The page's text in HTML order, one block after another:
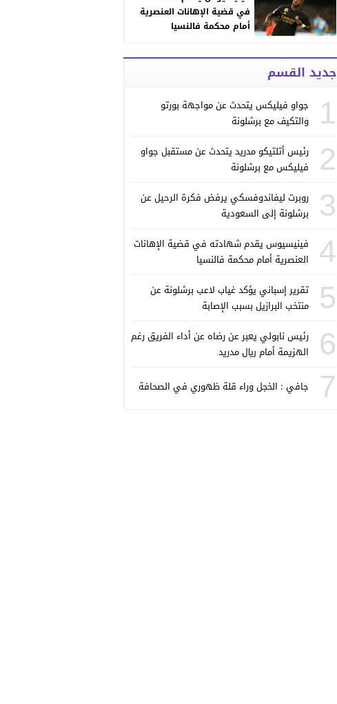
في قضية الإهانات العنصرية
أمام محكمة فالنسيا
جديد القسم
1
جواو فيليكس يتحدث عن مواجهة بورتو
والتكيف مع برشلونة
2
رئيس أتلتيكو مدريد يتحدث عن مستقبل جواو
فيليكس مع برشلونة
3
روبرت ليفاندوفسكي يرفض فكرة الرحيل عن
برشلونة إلى السعودية
4
فينيسيوس يقدم شهادته في قضية الإهانات
العنصرية أمام محكمة فالنسيا
5
تقرير إسباني يؤكد غياب لاعب برشلونة عن
منتخب البرازيل بسبب الإصابة
6
رئيس نابولي يعبر عن رضاه عن أداء الفريق رغم
الهزيمة أمام ريال مدريد
7 جافي : الخجل وراء قلة ظهوري في الصحافة